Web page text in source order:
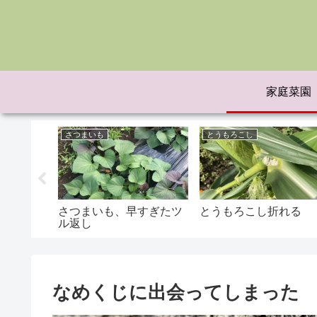
家庭菜園
さつまいも
さつまいも、早すぎたツ
ル返し
とうもろこし
とうもろこし折れる
なめくじに出会ってしまった